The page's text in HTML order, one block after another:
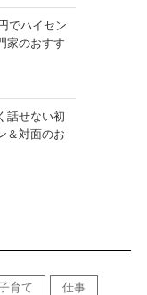
でハイセン
家のおすす
話せない初
＆対面のお
育て 仕事